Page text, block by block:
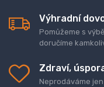
Výhradní
Pomůžeme s
doručíme
Zdraví,
Neprodáváme